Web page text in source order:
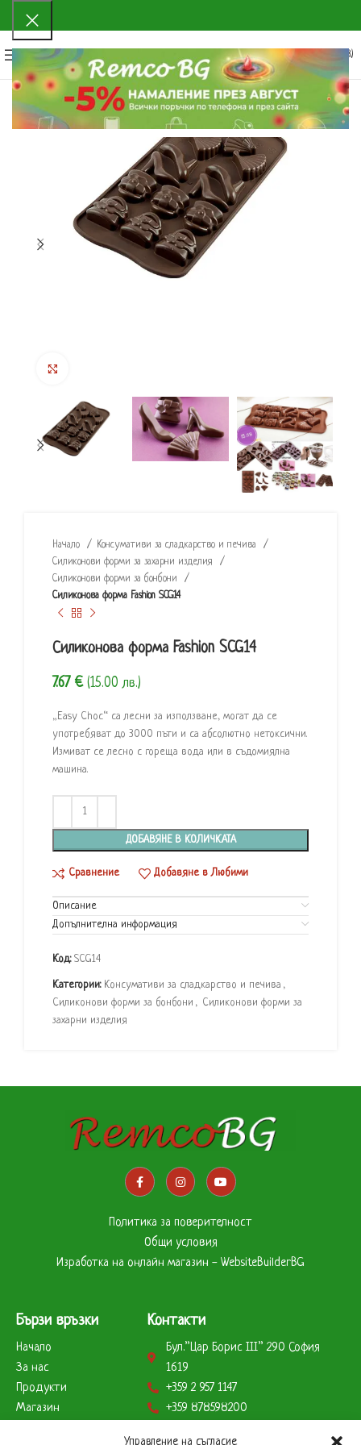
Управление на съгласие
МЕНЮ
0
0.00€ (0.00 ЛВ.)
Начало
Консумативи за сладкарство и печива
Силиконови форми за захарни изделия
Силиконови форми за бонбони
Силиконова форма Fashion SCG14
Силиконова форма Fashion SCG14
7.67 € (15.00 лв.)
„Easy Choc“ са лесни за използване, могат да се
употребяват до 3000 пъти и са абсолютно нетоксични.
Измиват се лесно с гореща вода или в съдомиялна
машина.
ДОБАВЯНЕ В КОЛИЧКАТА
Сравнение Добавяне в Любими
Описание
Допълнителна информация
Код: SCG14
Категории: Консумативи за сладкарство и печива ,
Силиконови форми за бонбони , Силиконови форми за
захарни изделия
Политика за поверителност
Общи условия
Изработка на онлайн магазин - WebsiteBuilderBG
Бързи връзки
Начало
За нас
Продукти
Магазин
Контакти
Бул.”Цар Борис ІІІ” 290 София
1619
+359 2 957 1147
+359 878598200